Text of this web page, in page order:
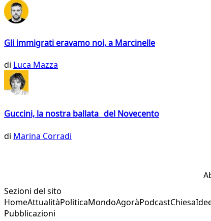
Gli immigrati eravamo noi, a Marcinelle
di Luca Mazza
Guccini, la nostra ballata del Novecento
di Marina Corradi
Sezioni del sito
HomeAttualitàPoliticaMondoAgoràPodcastChiesa
Pubblicazioni